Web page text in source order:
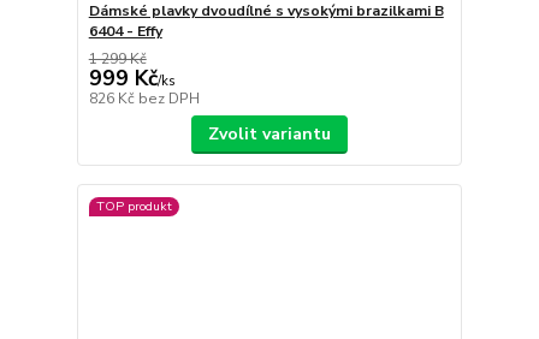
Dámské plavky dvoudílné s vysokými brazilkami B
6404 - Effy
1 299 Kč
999 Kč/ks
826 Kč bez DPH
Zvolit variantu
TOP produkt